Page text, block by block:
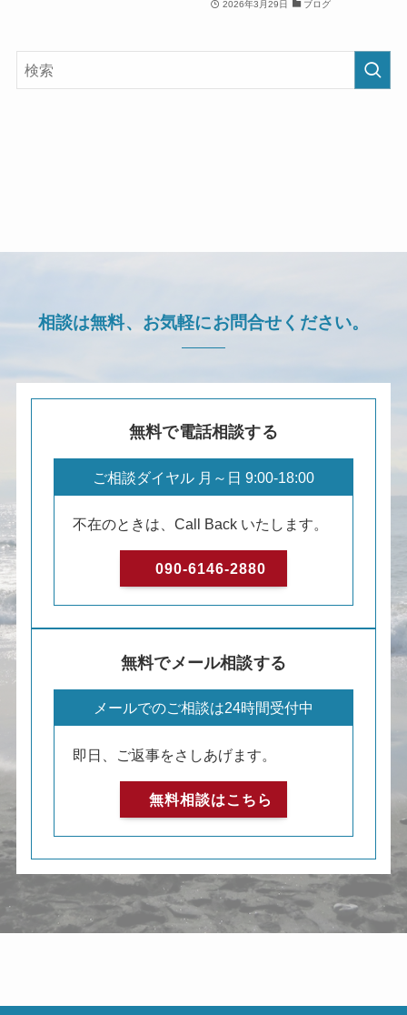
2026年3月29日 ブログ
相談は無料、 お気軽にお問合せください。
無料で電話相談する
ご相談ダイヤル 月～日 9:00-18:00
不在のときは、Call Back いたします。
090-6146-2880
無料でメール相談する
メールでのご相談は24時間受付中
即日、ご返事をさしあげます。
無料相談はこちら